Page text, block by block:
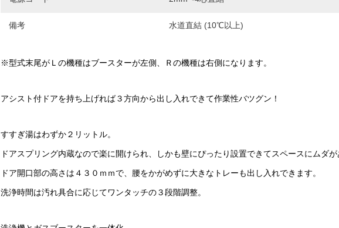
備考 水道直結 (10℃以上)
※型式末尾がＬの機種はブースターが左側、Ｒの機種は右側になります。
アシスト付ドアを持ち上げれば３方向から出し入れできて作業性バツグン！
すすぎ湯はわずか２リットル。
ドアスプリング内蔵なので楽に開けられ、しかも壁にぴったり設置できてスペースにムダが
ドア開口部の高さは４３０ｍｍで、腰をかがめずに大きなトレーも出し入れできます。
洗浄時間は汚れ具合に応じてワンタッチの３段階調整。